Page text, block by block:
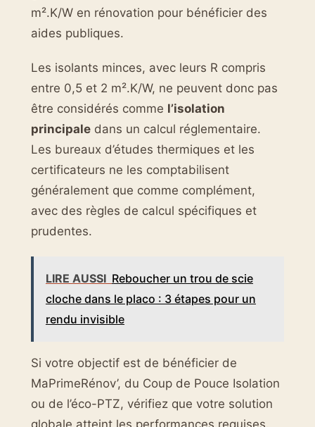
m².K/W en rénovation pour bénéficier des
aides publiques.
Les isolants minces, avec leurs R compris
entre 0,5 et 2 m².K/W, ne peuvent donc pas
être considérés comme l’isolation
principale dans un calcul réglementaire.
Les bureaux d’études thermiques et les
certificateurs ne les comptabilisent
généralement que comme complément,
avec des règles de calcul spécifiques et
prudentes.
LIRE AUSSI Reboucher un trou de scie
cloche dans le placo : 3 étapes pour un
rendu invisible
Si votre objectif est de bénéficier de
MaPrimeRénov’, du Coup de Pouce Isolation
ou de l’éco-PTZ, vérifiez que votre solution